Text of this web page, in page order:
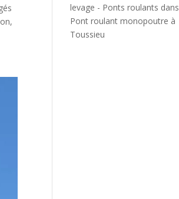
levage - Ponts roulants dans
Pont roulant monopoutre à
Toussieu